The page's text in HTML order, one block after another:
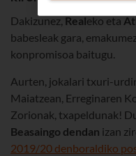
Dakizunez, Realeko eta
babesleak gara,
konpromisoa baitugu.
Aurten, jokalari txuri-
Maiatzean, Erreginaren
Zorionak, txapeldunak!
Beasaingo dendan izan
2019/20 denboraldiko